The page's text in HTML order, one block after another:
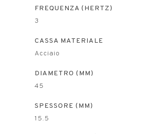
FREQUENZA (HERTZ)
3
CASSA MATERIALE
Acciaio
DIAMETRO (MM)
45
SPESSORE (MM)
15.5